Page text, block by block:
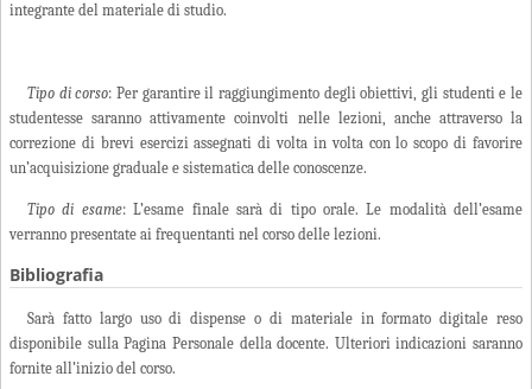
integrante del materiale di studio.
Tipo di corso: Per garantire il raggiungimento degli obiettivi, gli studenti e le
studentesse saranno attivamente coinvolti nelle lezioni, anche attraverso la
correzione di brevi esercizi assegnati di volta in volta con lo scopo di favorire
un’acquisizione graduale e sistematica delle conoscenze.
Tipo di esame: L’esame finale sarà di tipo orale. Le modalità dell’esame
verranno presentate ai frequentanti nel corso delle lezioni.
Bibliografia
Sarà fatto largo uso di dispense o di materiale in formato digitale reso
disponibile sulla Pagina Personale della docente. Ulteriori indicazioni saranno
fornite all’inizio del corso.